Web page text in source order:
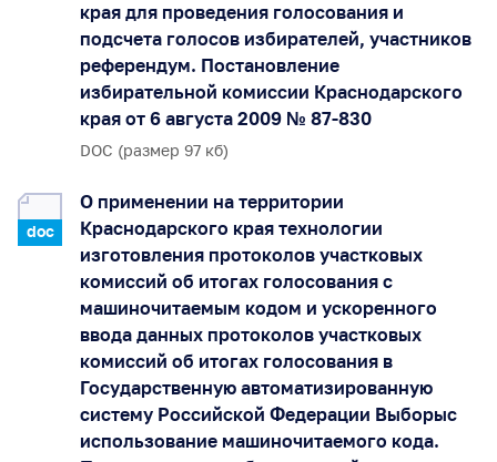
края для проведения голосования и
подсчета голосов избирателей, участников
референдум. Постановление
избирательной комиссии Краснодарского
края от 6 августа 2009 № 87-830
DOC (размер 97 кб)
doc
О применении на территории
Краснодарского края технологии
изготовления протоколов участковых
комиссий об итогах голосования с
машиночитаемым кодом и ускоренного
ввода данных протоколов участковых
комиссий об итогах голосования в
Государственную автоматизированную
систему Российской Федерации Выборыс
использование машиночитаемого кода.